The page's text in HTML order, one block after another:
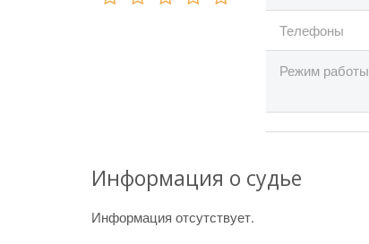
Телефоны
Режим работы
Информация о судье
Информация отсутствует.